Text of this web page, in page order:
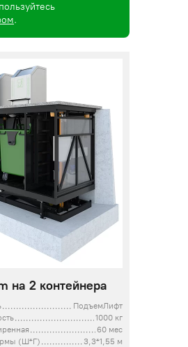
.
на 2 контейнера
ПодъемЛифт
1000 кг
60 мес
(Ш*Г)
3,3*1,55 м